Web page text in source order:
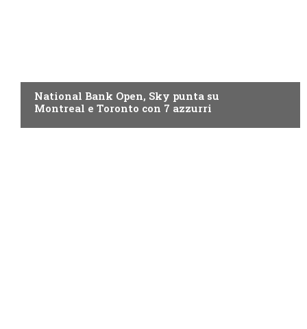
National Bank Open, Sky punta su
Montreal e Toronto con 7 azzurri